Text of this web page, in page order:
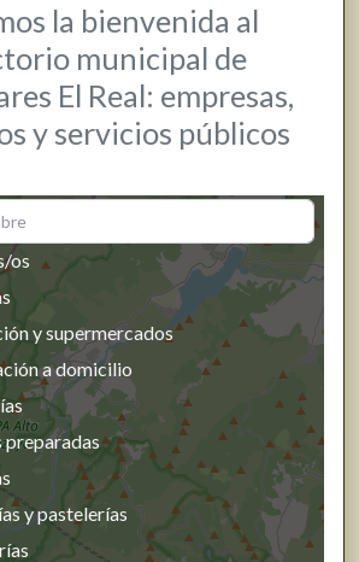
la bienvenida al
municipal de
El Real: empresas,
y servicios públicos
os
y supermercados
a domicilio
preparadas
y pastelerías